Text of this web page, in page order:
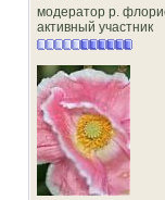
модератор р.
активный участник